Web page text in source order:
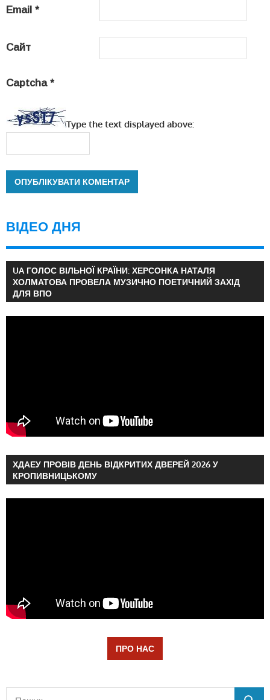
Email *
Сайт
Captcha *
Type the text displayed above:
ВІДЕО ДНЯ
UA ГОЛОС ВІЛЬНОЇ КРАЇНИ: ХЕРСОНКА НАТАЛЯ
ХОЛМАТОВА ПРОВЕЛА МУЗИЧНО ПОЕТИЧНИЙ ЗАХІД
ДЛЯ ВПО
ХДАЕУ ПРОВІВ ДЕНЬ ВІДКРИТИХ ДВЕРЕЙ 2026 У
КРОПИВНИЦЬКОМУ
ПРО НАС